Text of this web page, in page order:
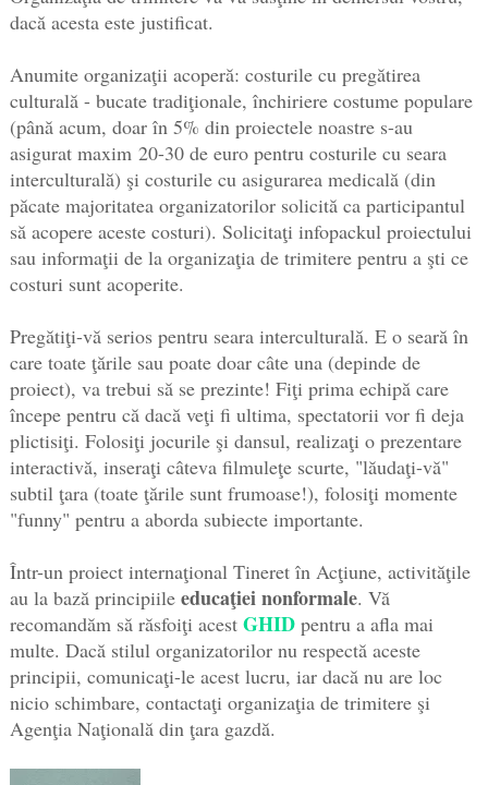
dacă acesta este justificat.
Anumite organizaţii acoperă: costurile cu pregătirea
culturală - bucate tradiţionale, închiriere costume populare
(până acum, doar în 5% din proiectele noastre s-au
asigurat maxim 20-30 de euro pentru costurile cu seara
interculturală) şi costurile cu asigurarea medicală (din
păcate majoritatea organizatorilor solicită ca participantul
să acopere aceste costuri). Solicitaţi infopackul proiectului
sau informaţii de la organizaţia de trimitere pentru a şti ce
costuri sunt acoperite.
Pregătiţi-vă serios pentru seara interculturală. E o seară în
care toate ţările sau poate doar câte una (depinde de
proiect), va trebui să se prezinte! Fiţi prima echipă care
începe pentru că dacă veţi fi ultima, spectatorii vor fi deja
plictisiţi. Folosiţi jocurile şi dansul, realizaţi o prezentare
interactivă, inseraţi câteva filmuleţe scurte, "lăudaţi-vă"
subtil ţara (toate ţările sunt frumoase!), folosiţi momente
"funny" pentru a aborda subiecte importante.
Într-un proiect internaţional Tineret în Acţiune, activităţile
au la bază principiile educaţiei nonformale. Vă
recomandăm să răsfoiţi acest GHIDpentru a afla mai
multe. Dacă stilul organizatorilor nu respectă aceste
principii, comunicaţi-le acest lucru, iar dacă nu are loc
nicio schimbare, contactaţi organizaţia de trimitere şi
Agenţia Naţională din ţara gazdă.